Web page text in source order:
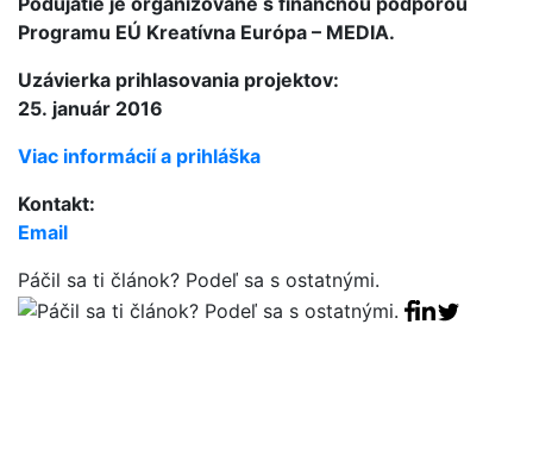
Programu EÚ Kreatívna Európa – MEDIA.
Uzávierka prihlasovania projektov:
25. január 2016
Viac informácií a prihláška
Kontakt:
Email
Páčil sa ti článok? Podeľ sa s ostatnými.
Facebook
Linkedin
Tweet